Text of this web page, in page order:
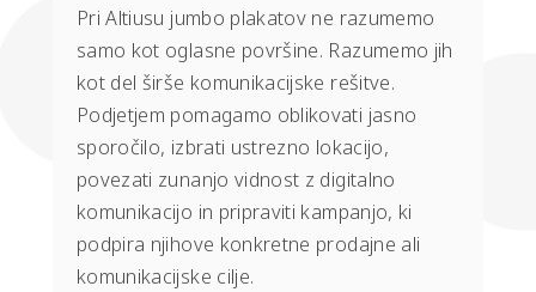
Pri Altiusu jumbo plakatov ne razumemo
samo kot oglasne površine. Razumemo jih
kot del širše komunikacijske rešitve.
Podjetjem pomagamo oblikovati jasno
sporočilo, izbrati ustrezno lokacijo,
povezati zunanjo vidnost z digitalno
komunikacijo in pripraviti kampanjo, ki
podpira njihove konkretne prodajne ali
komunikacijske cilje.